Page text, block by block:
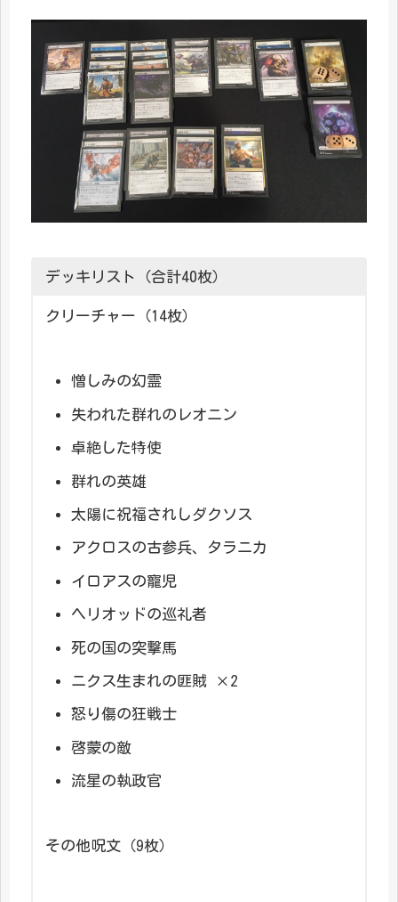
デッキリスト（合計40枚）
クリーチャー（14枚）
憎しみの幻霊
失われた群れのレオニン
卓絶した特使
群れの英雄
太陽に祝福されしダクソス
アクロスの古参兵、タラニカ
イロアスの寵児
ヘリオッドの巡礼者
死の国の突撃馬
ニクス生まれの匪賊 ×2
怒り傷の狂戦士
啓蒙の敵
流星の執政官
その他呪文（9枚）